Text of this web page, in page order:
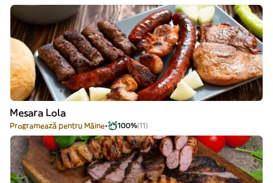
Mesara Lola
Programează pentru Mâine 100%(11)